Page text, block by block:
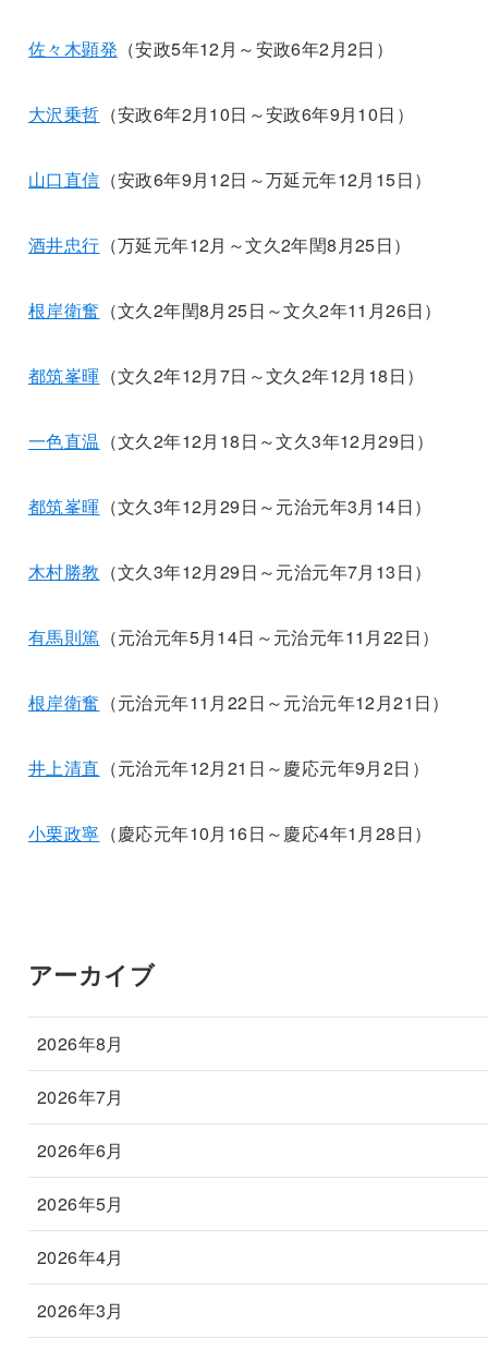
佐々木顕発 （安政5年12月～安政6年2月2日）
大沢乗哲 （安政6年2月10日～安政6年9月10日）
山口直信 （安政6年9月12日～万延元年12月15日）
酒井忠行 （万延元年12月～文久2年閏8月25日）
根岸衛奮 （文久2年閏8月25日～文久2年11月26日）
都筑峯暉 （文久2年12月7日～文久2年12月18日）
一色直温 （文久2年12月18日～文久3年12月29日）
都筑峯暉 （文久3年12月29日～元治元年3月14日）
木村勝教 （文久3年12月29日～元治元年7月13日）
有馬則篤 （元治元年5月14日～元治元年11月22日）
根岸衛奮 （元治元年11月22日～元治元年12月21日）
井上清直 （元治元年12月21日～慶応元年9月2日）
小栗政寧 （慶応元年10月16日～慶応4年1月28日）
アーカイブ
2026年8月
2026年7月
2026年6月
2026年5月
2026年4月
2026年3月